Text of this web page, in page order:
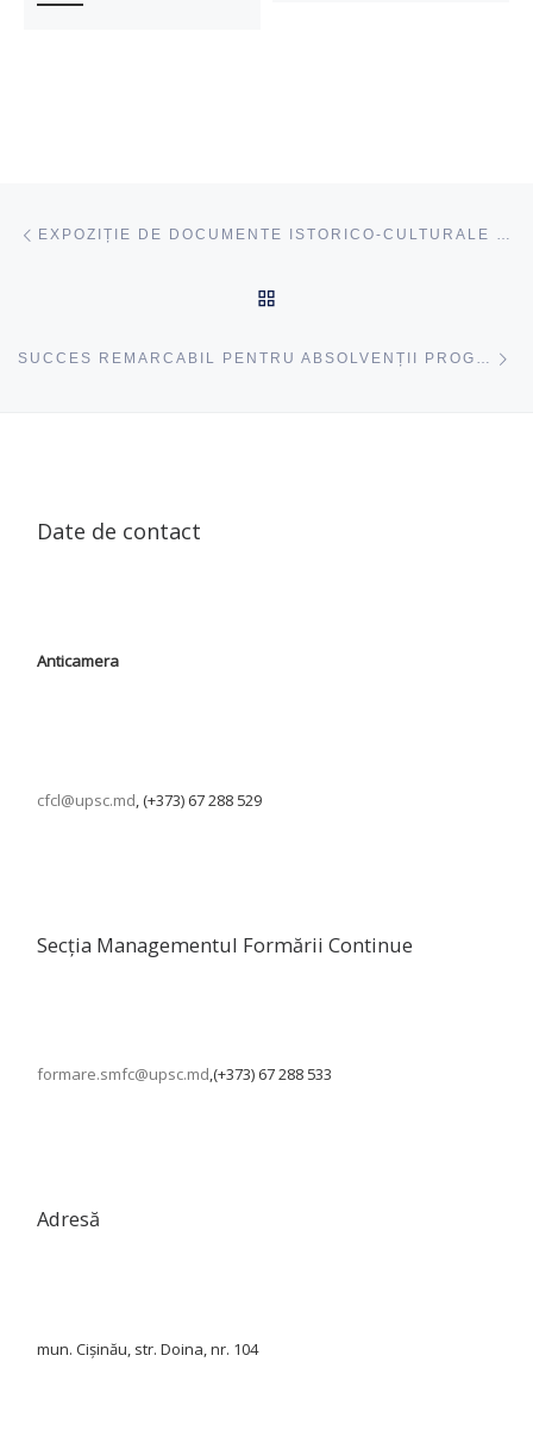
EXPOZIȚIE DE DOCUMENTE ISTORICO-CULTURALE DESPRE HOLOCAUST LA CFCL
Date de contact
Anticamera
cfcl@upsc.md, (+373) 67 288 529
Secția Managementul Formării Continue
formare.smfc@upsc.md,(+373) 67 288 533
Adresă
mun. Cișinău, str. Doina, nr. 104